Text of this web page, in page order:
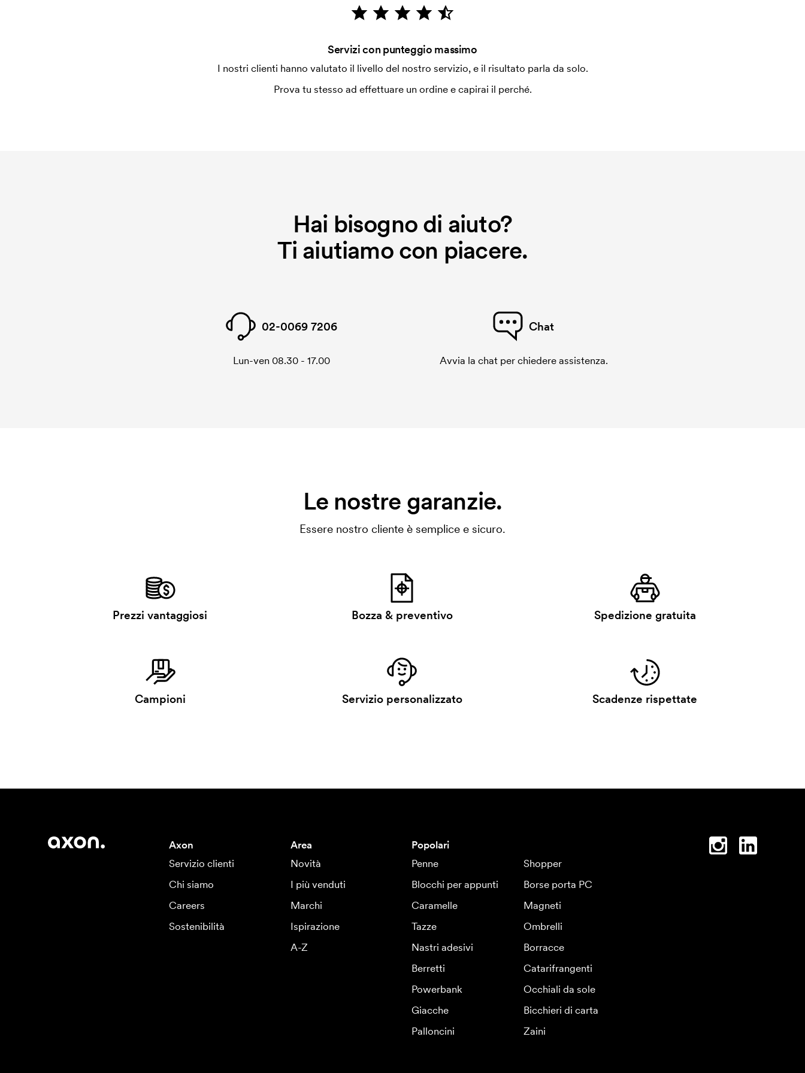
Servizi con punteggio massimo
I nostri clienti hanno valutato il livello del nostro servizio, e il risultato parla da solo.
Prova tu stesso ad effettuare un ordine e capirai il perché.
Hai bisogno di aiuto?
Ti aiutiamo con piacere.
02-0069 7206
Lun-ven 08.30 - 17.00
Chat
Avvia la chat per chiedere assistenza.
Le nostre garanzie.
Essere nostro cliente è semplice e sicuro.
Prezzi vantaggiosi Bozza & preventivo Spedizione gratuita
Campioni Servizio personalizzato Scadenze rispettate
Axon
Servizio clienti
Chi siamo
Careers
Sostenibilità
Area
Novità
I più venduti
Marchi
Ispirazione
A-Z
Popolari
Penne
Shopper
Blocchi per appunti
Borse porta PC
Caramelle
Magneti
Tazze
Ombrelli
Nastri adesivi
Borracce
Berretti
Catarifrangenti
Powerbank
Occhiali da sole
Giacche
Bicchieri di carta
Palloncini
Zaini